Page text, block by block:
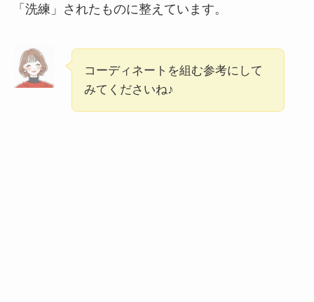
「洗練」されたものに整えています。
コーディネートを組む参考にして
みてくださいね♪